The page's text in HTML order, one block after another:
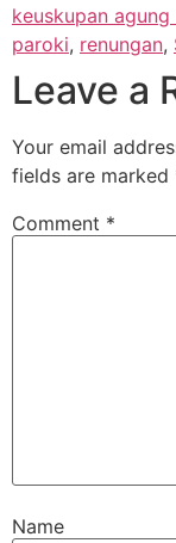
keuskupan agung
paroki, renungan,
Leave a
Your email
fields are marked
Comment *
Name